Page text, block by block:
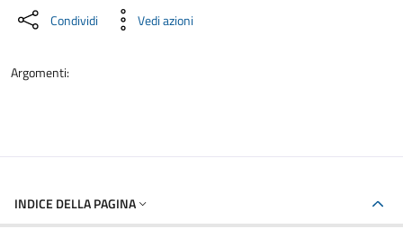
Condividi Vedi azioni
Argomenti:
INDICE DELLA PAGINA